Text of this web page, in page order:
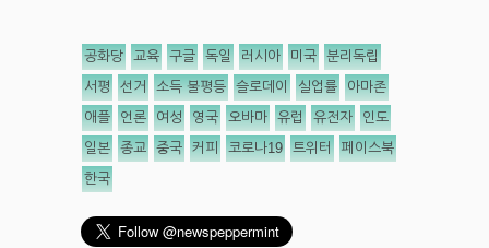
공화당 교육 구글 독일 러시아 미국 분리독립
서평 선거 소득 불평등 슬로데이 실업률 아마존
애플 언론 여성 영국 오바마 유럽 유전자 인도
일본 종교 중국 커피 코로나19 트위터 페이스북
한국